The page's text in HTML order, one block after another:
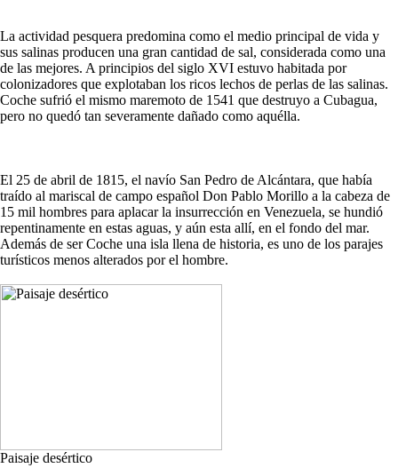
La actividad pesquera predomina como el medio principal de vida y
sus salinas producen una gran cantidad de sal, considerada como una
de las mejores. A principios del siglo XVI estuvo habitada por
colonizadores que explotaban los ricos lechos de perlas de las salinas.
Coche sufrió el mismo maremoto de 1541 que destruyo a Cubagua,
pero no quedó tan severamente dañado como aquélla.
El 25 de abril de 1815, el navío San Pedro de Alcántara, que había
traído al mariscal de campo español Don Pablo Morillo a la cabeza de
15 mil hombres para aplacar la insurrección en Venezuela, se hundió
repentinamente en estas aguas, y aún esta allí, en el fondo del mar.
Además de ser Coche una isla llena de historia, es uno de los parajes
turísticos menos alterados por el hombre.
Paisaje desértico